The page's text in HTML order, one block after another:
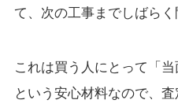
て、次の工事までしばらく
これは買う人にとって「
という安心材料なので、